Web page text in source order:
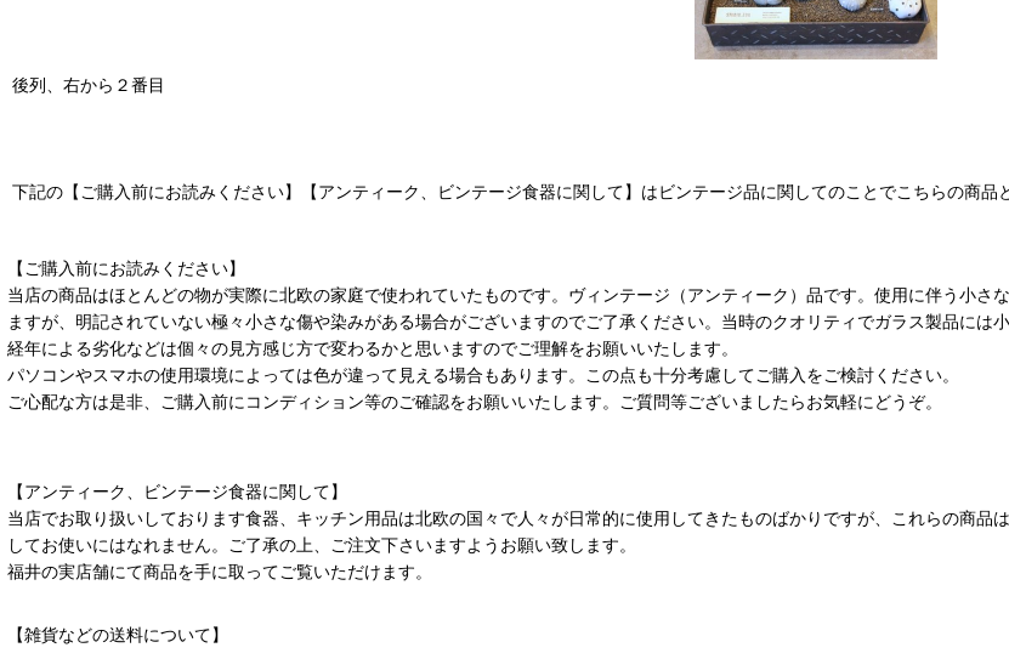
後列、右から２番目
下記の【ご購入前にお読みください】【アンティーク、ビンテージ食器に関して】はビンテージ品に関してのことでこちらの商
【ご購入前にお読みください】
当店の商品はほとんどの物が実際に北欧の家庭で使われていたものです。ヴィンテージ（アンティーク）品です。使用に伴う小
ますが、明記されていない極々小さな傷や染みがある場合がございますのでご了承ください。当時のクオリティでガラス製品には
経年による劣化などは個々の見方感じ方で変わるかと思いますのでご理解をお願いいたします。
パソコンやスマホの使用環境によっては色が違って見える場合もあります。この点も十分考慮してご購入をご検討ください。
ご心配な方は是非、ご購入前にコンディション等のご確認をお願いいたします。ご質問等ございましたらお気軽にどうぞ。
【アンティーク、ビンテージ食器に関して】
当店でお取り扱いしております食器、キッチン用品は北欧の国々で人々が日常的に使用してきたものばかりですが、これらの商
してお使いにはなれません。ご了承の上、ご注文下さいますようお願い致します。
福井の実店舗にて商品を手に取ってご覧いただけます。
【雑貨などの送料について】